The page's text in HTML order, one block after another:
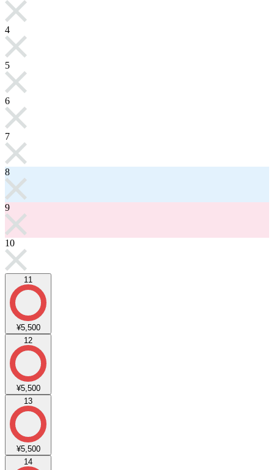
4
5
6
7
8
9
10
11
¥5,500
12
¥5,500
13
¥5,500
14